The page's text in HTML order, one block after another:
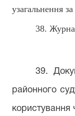
узагальнення
38.
39.
районного